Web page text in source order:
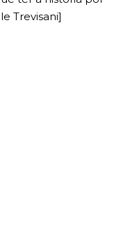
Trevisani]